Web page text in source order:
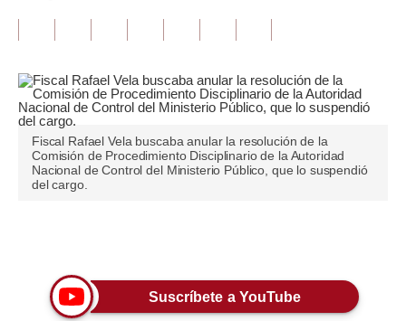
Plus G
Opinión
Editorial
Pregunta de hoy
Blogs
Viajes
Fiscal Rafael Vela buscaba anular la resolución de la
Comisión de Procedimiento Disciplinario de la Autoridad
Nacional de Control del Ministerio Público, que lo suspendió
del cargo.
Suscríbete a YouTube